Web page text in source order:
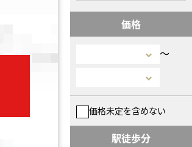
価格
〜
価格未定を含めない
駅徒歩分